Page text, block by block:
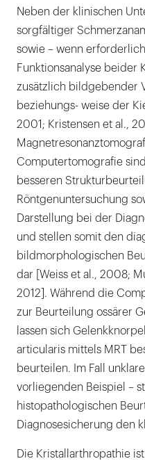
Neben der klinischen
sorgfältiger
sowie – wenn
Funktionsanalyse beider
zusätzlich bildgebender
beziehungs- weise der
2001; Kristensen et al.,
Computertomografie
besseren
Röntgenuntersuchung
Darstellung bei der
und stellen somit den
bildmorphologischen
dar [Weiss et al., 2008;
2012]. Während die
zur Beurteilung ossärer
lassen sich
articularis mittels MRT
beurteilen. Im Fall
vorliegenden Beispiel –
histopathologischen
Diagnosesicherung den
Die Kristallarthropathie